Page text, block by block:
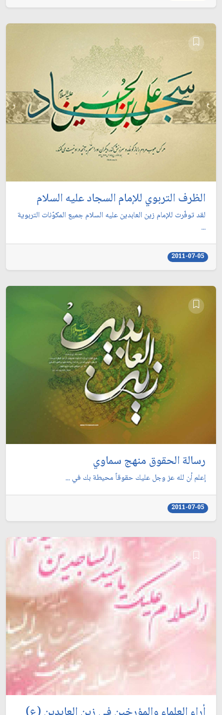
الظرف التربوي للإمام السجاد عليه السلام
لقد توفّرت للإمام زين العابدين عليه السلام جميع المكوّنات التربوية
...
2011-07-05
رسالة الحقوق منهج سماوي
إعلم أن لله عز وجل عليك حقوقاً محيطة بك في ...
2011-07-05